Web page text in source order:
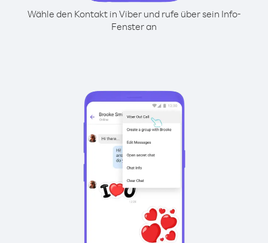
Wähle den Kontakt in Viber und rufe über sein Info-
Fenster an